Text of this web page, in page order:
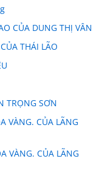
CỦA DUNG THỊ VÂN
THÁI LÃO
TRỌNG SƠN
VÀNG. CỦA LÃNG
VÀNG. CỦA LÃNG